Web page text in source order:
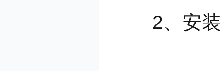
5、降成
直接入库
2、安装